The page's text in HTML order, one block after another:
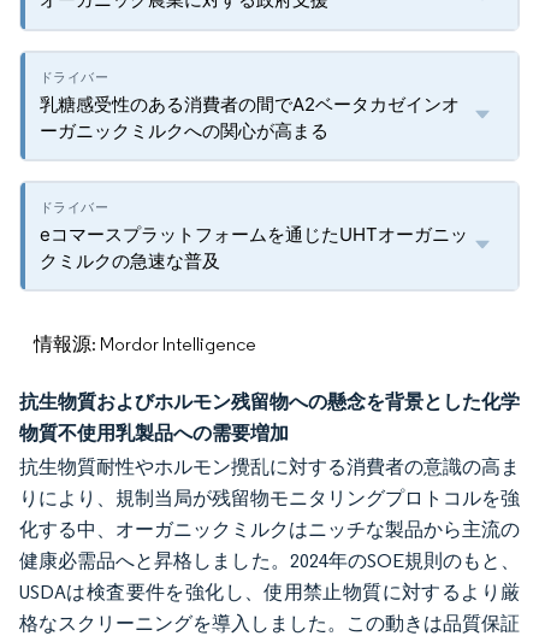
乳糖感受性のある消費者の間でA2ベータカゼインオ
ーガニックミルクへの関心が高まる
eコマースプラットフォームを通じたUHTオーガニッ
クミルクの急速な普及
情報源: Mordor Intelligence
抗生物質およびホルモン残留物への懸念を背景とした化学
物質不使用乳製品への需要増加
抗生物質耐性やホルモン攪乱に対する消費者の意識の高ま
りにより、規制当局が残留物モニタリングプロトコルを強
化する中、オーガニックミルクはニッチな製品から主流の
健康必需品へと昇格しました。2024年のSOE規則のもと、
USDAは検査要件を強化し、使用禁止物質に対するより厳
格なスクリーニングを導入しました。この動きは品質保証